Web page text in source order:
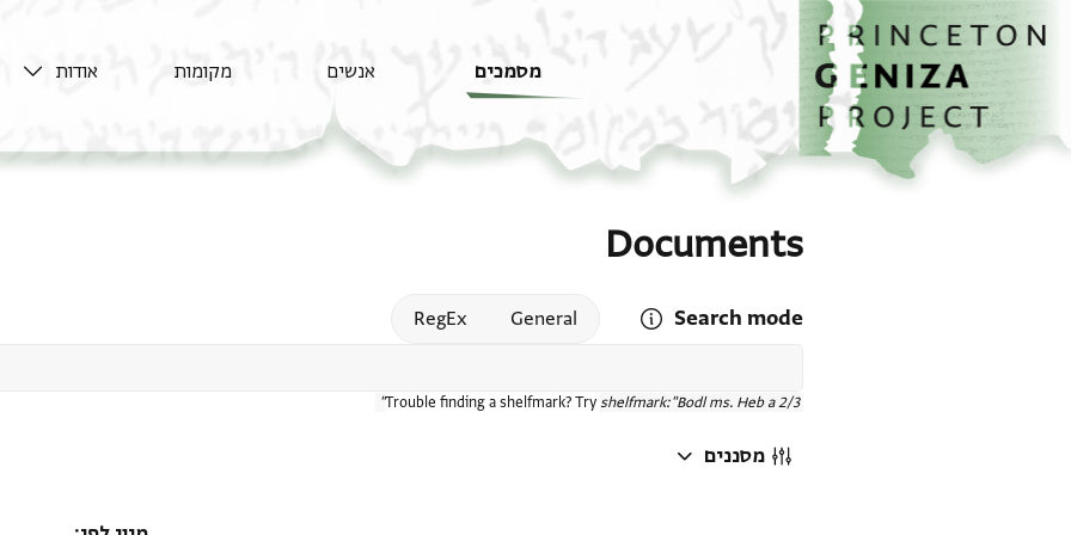
דילוג לתוכן
דף הבית
מסמכים אנשים מקומות אודות
Documents
Search mode
Open search mode help
General
RegEx
Trouble finding a shelfmark? Try shelfmark:"Bodl ms. Heb a 2/3"
מסננים